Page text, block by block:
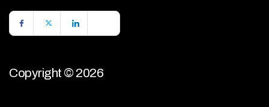
Copyright © 2026